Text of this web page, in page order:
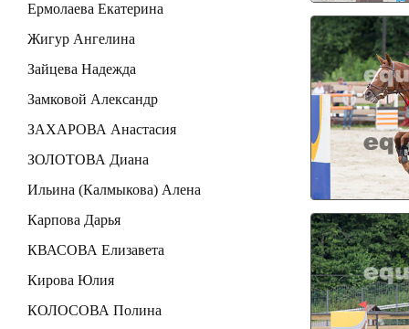
Ермолаева Екатерина
Жигур Ангелина
Зайцева Надежда
Замковой Александр
ЗАХАРОВА Анастасия
ЗОЛОТОВА Диана
Ильина (Калмыкова) Алена
Карпова Дарья
КВАСОВА Елизавета
Кирова Юлия
КОЛОСОВА Полина